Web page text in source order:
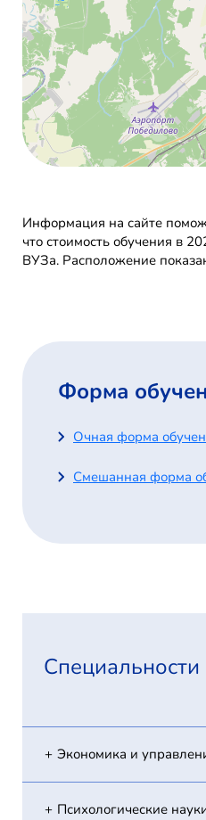
Информация на сайте
что стоимость обучения в
ВУЗа. Расположение
Форма
Очная форма
Смешанная форма
Специальности
Экономика и
Психологические